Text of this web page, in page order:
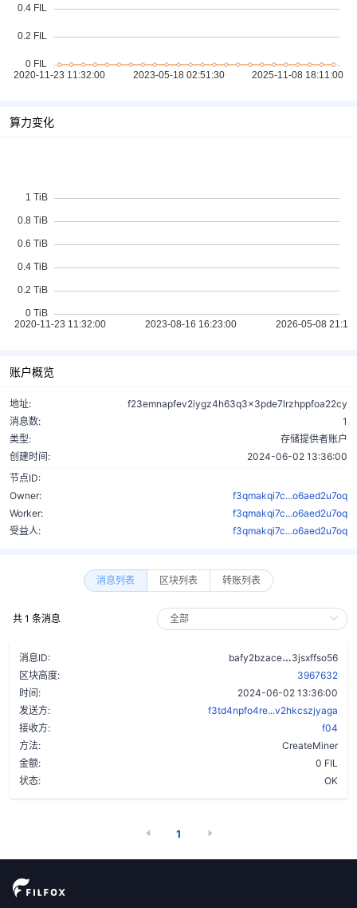
算力变化
账户概览
地址:
f23emnapfev2iygz4h63q3x3pde7lrzhppfoa22cy
消息数:
1
类型:
存储提供者账户
创建时间:
2024-06-02 13:36:00
节点ID:
Owner:
f3qmakqi7c...o6aed2u7oq
Worker:
f3qmakqi7c...o6aed2u7oq
受益人:
f3qmakqi7c...o6aed2u7oq
消息列表 区块列表 转账列表
共 1 条消息
消息ID: bafy2bzace
3jsxffso56
区块高度:
3967632
时间:
2024-06-02 13:36:00
发送方:
f3td4npfo4re...v2hkcszjyaga
接收方:
f04
方法:
CreateMiner
金额:
0 FIL
状态:
OK
1